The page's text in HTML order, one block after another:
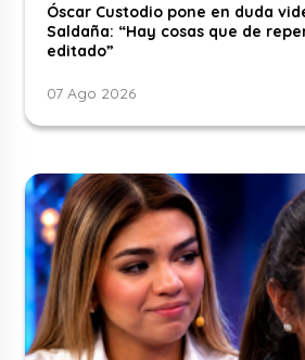
Óscar Custodio pone en duda
Saldaña: “Hay cosas que de
editado”
07 Ago 2026